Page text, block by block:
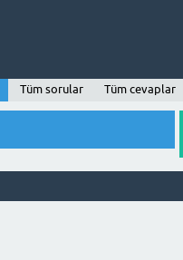
Tüm sorular Tüm cevaplar